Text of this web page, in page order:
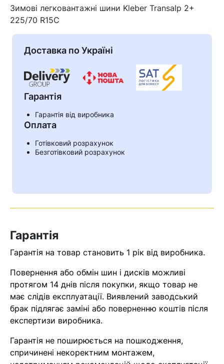
Кошик
Ваш номер надіслано.
Зимові легковантажні шини Kleber Transalp 2+
225/70 R15C
Доставка по Україні
Гарантія
Гарантія від виробника
Оплата
Готівковий розрахунок
Безготівковий розрахунок
Гарантія
Гарантія на товар становить 1 рік від виробника.
Повернення або обмін шин і дисків можливі
протягом 14 днів після покупки, якщо товар не
має слідів експлуатації. Виявлений заводський
брак підлягає заміні або поверненню коштів після
експертизи виробника.
Гарантія не поширюється на пошкодження,
спричинені некоректним монтажем,